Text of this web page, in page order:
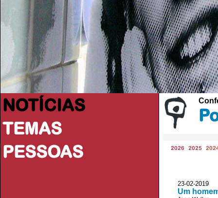
NOTÍCIAS
TEMAS
PESSOAS
2026 2025
23-02-2019
Um